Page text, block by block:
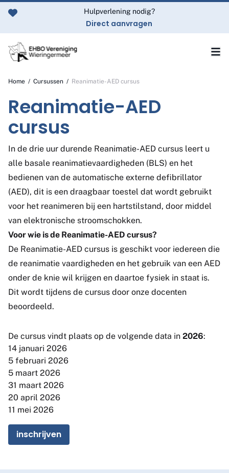
Ga naar de inhoud
Hulpverlening nodig?
Direct aanvragen
Home / Cursussen / Reanimatie-AED cursus
Reanimatie-AED
cursus
In de drie uur durende Reanimatie-AED cursus leert u
alle basale reanimatievaardigheden (BLS) en het
bedienen van de automatische externe defibrillator
(AED), dit is een draagbaar toestel dat wordt gebruikt
voor het reanimeren bij een hartstilstand, door middel
van elektronische stroomschokken.
Voor wie is de Reanimatie-AED cursus?
De Reanimatie-AED cursus is geschikt voor iedereen die
de reanimatie vaardigheden en het gebruik van een AED
onder de knie wil krijgen en daartoe fysiek in staat is.
Dit wordt tijdens de cursus door onze docenten
beoordeeld.
De cursus vindt plaats op de volgende data in 2026:
14 januari 2026
5 februari 2026
5 maart 2026
31 maart 2026
20 april 2026
11 mei 2026
inschrijven